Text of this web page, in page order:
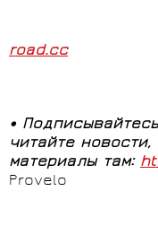
road.cc
•
читайте
материалы там:
Provelo